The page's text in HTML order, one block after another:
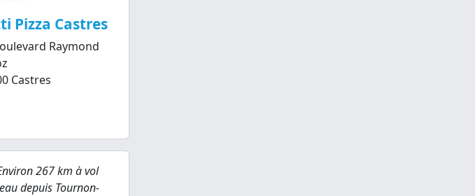
Pizza Castres
Raymond
Castres
267 km à vol
depuis Tournon-